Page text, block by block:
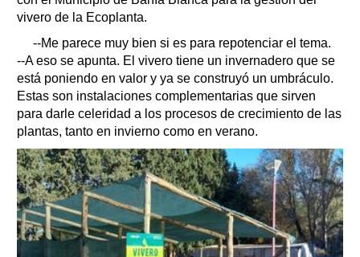
vivero de la Ecoplanta.
--Me parece muy bien si es para repotenciar el tema.
--A eso se apunta. El vivero tiene un invernadero que se
está poniendo en valor y ya se construyó un umbráculo.
Estas son instalaciones complementarias que sirven
para darle celeridad a los procesos de crecimiento de las
plantas, tanto en invierno como en verano.